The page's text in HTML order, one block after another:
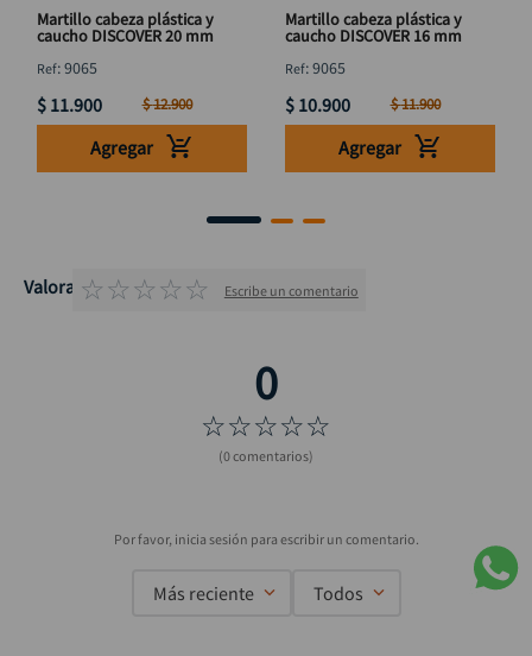
Martillo cabeza plástica y
caucho DISCOVER 20 mm
:9065
$ 11.900 $12.900
Agregar
Martillo cabeza plástica y
caucho DISCOVER 16 mm
:9065
$ 10.900 $11.900
Agregar
Valoraciones
☆☆☆☆☆ Escribe un comentario
☆☆☆☆☆
(0 comentarios)
Más reciente Todos